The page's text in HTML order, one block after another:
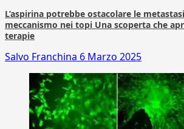
L’aspirina potrebbe ostacolare le
meccanismo nei topi Una scoperta che
terapie
Salvo Franchina 6 Marzo 2025